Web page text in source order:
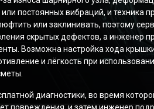
постоянных вибраций, и техника
или заклинивать, поэтому
скрытых дефектов, а инженер
Возможна настройка хода
и лёгкость при
диагностики, во время